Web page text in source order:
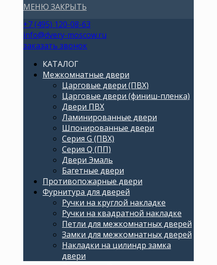
МЕНЮ ЗАКРЫТЬ
+7 (495) 120-08-63
info@dvery-moscow.ru
заказать звонок
КАТАЛОГ
Межкомнатные двери
Царговые двери (ПВХ)
Царговые двери (финиш-пленка)
Двери ПВХ
Ламинированные двери
Шпонированные двери
Серия G (ПВХ)
Серия Q (ПП)
Двери Эмаль
Багетные двери
Противопожарные двери
Фурнитура для дверей
Ручки на круглой накладке
Ручки на квадратной накладке
Петли для межкомнатных дверей
Замки для межкомнатных дверей
Накладки на цилиндр замка
двери